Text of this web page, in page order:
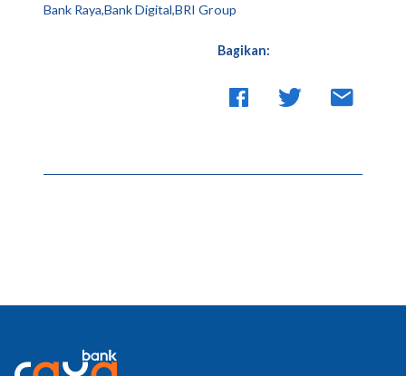
Bank Raya,Bank Digital,BRI Group
Bagikan: